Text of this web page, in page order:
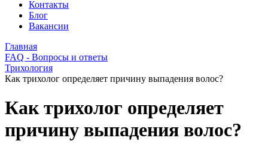
Контакты
Блог
Вакансии
Главная
FAQ - Вопросы и ответы
Трихология
Как трихолог определяет причину выпадения волос?
Как трихолог определяет
причину выпадения волос?